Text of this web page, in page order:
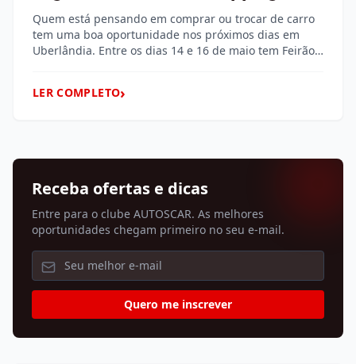
Quem está pensando em comprar ou trocar de carro
tem uma boa oportunidade nos próximos dias em
Uberlândia. Entre os dias 14 e 16 de maio tem Feirão
condições especiais de negociação. O carro usado do
LER COMPLETO›
Receba ofertas e dicas
Entre para o clube AUTOSCAR. As melhores
oportunidades chegam primeiro no seu e-mail.
Quero me inscrever